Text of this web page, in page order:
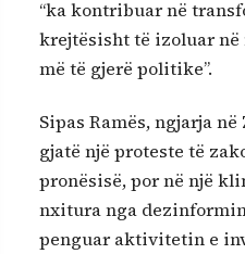
“ka kontribuar në
krejtësisht të izoluar në
më të gjerë politike”.
Sipas Ramës, ngjarja
gjatë një proteste të
pronësisë, por në një
nxitura nga
penguar aktivitetin e